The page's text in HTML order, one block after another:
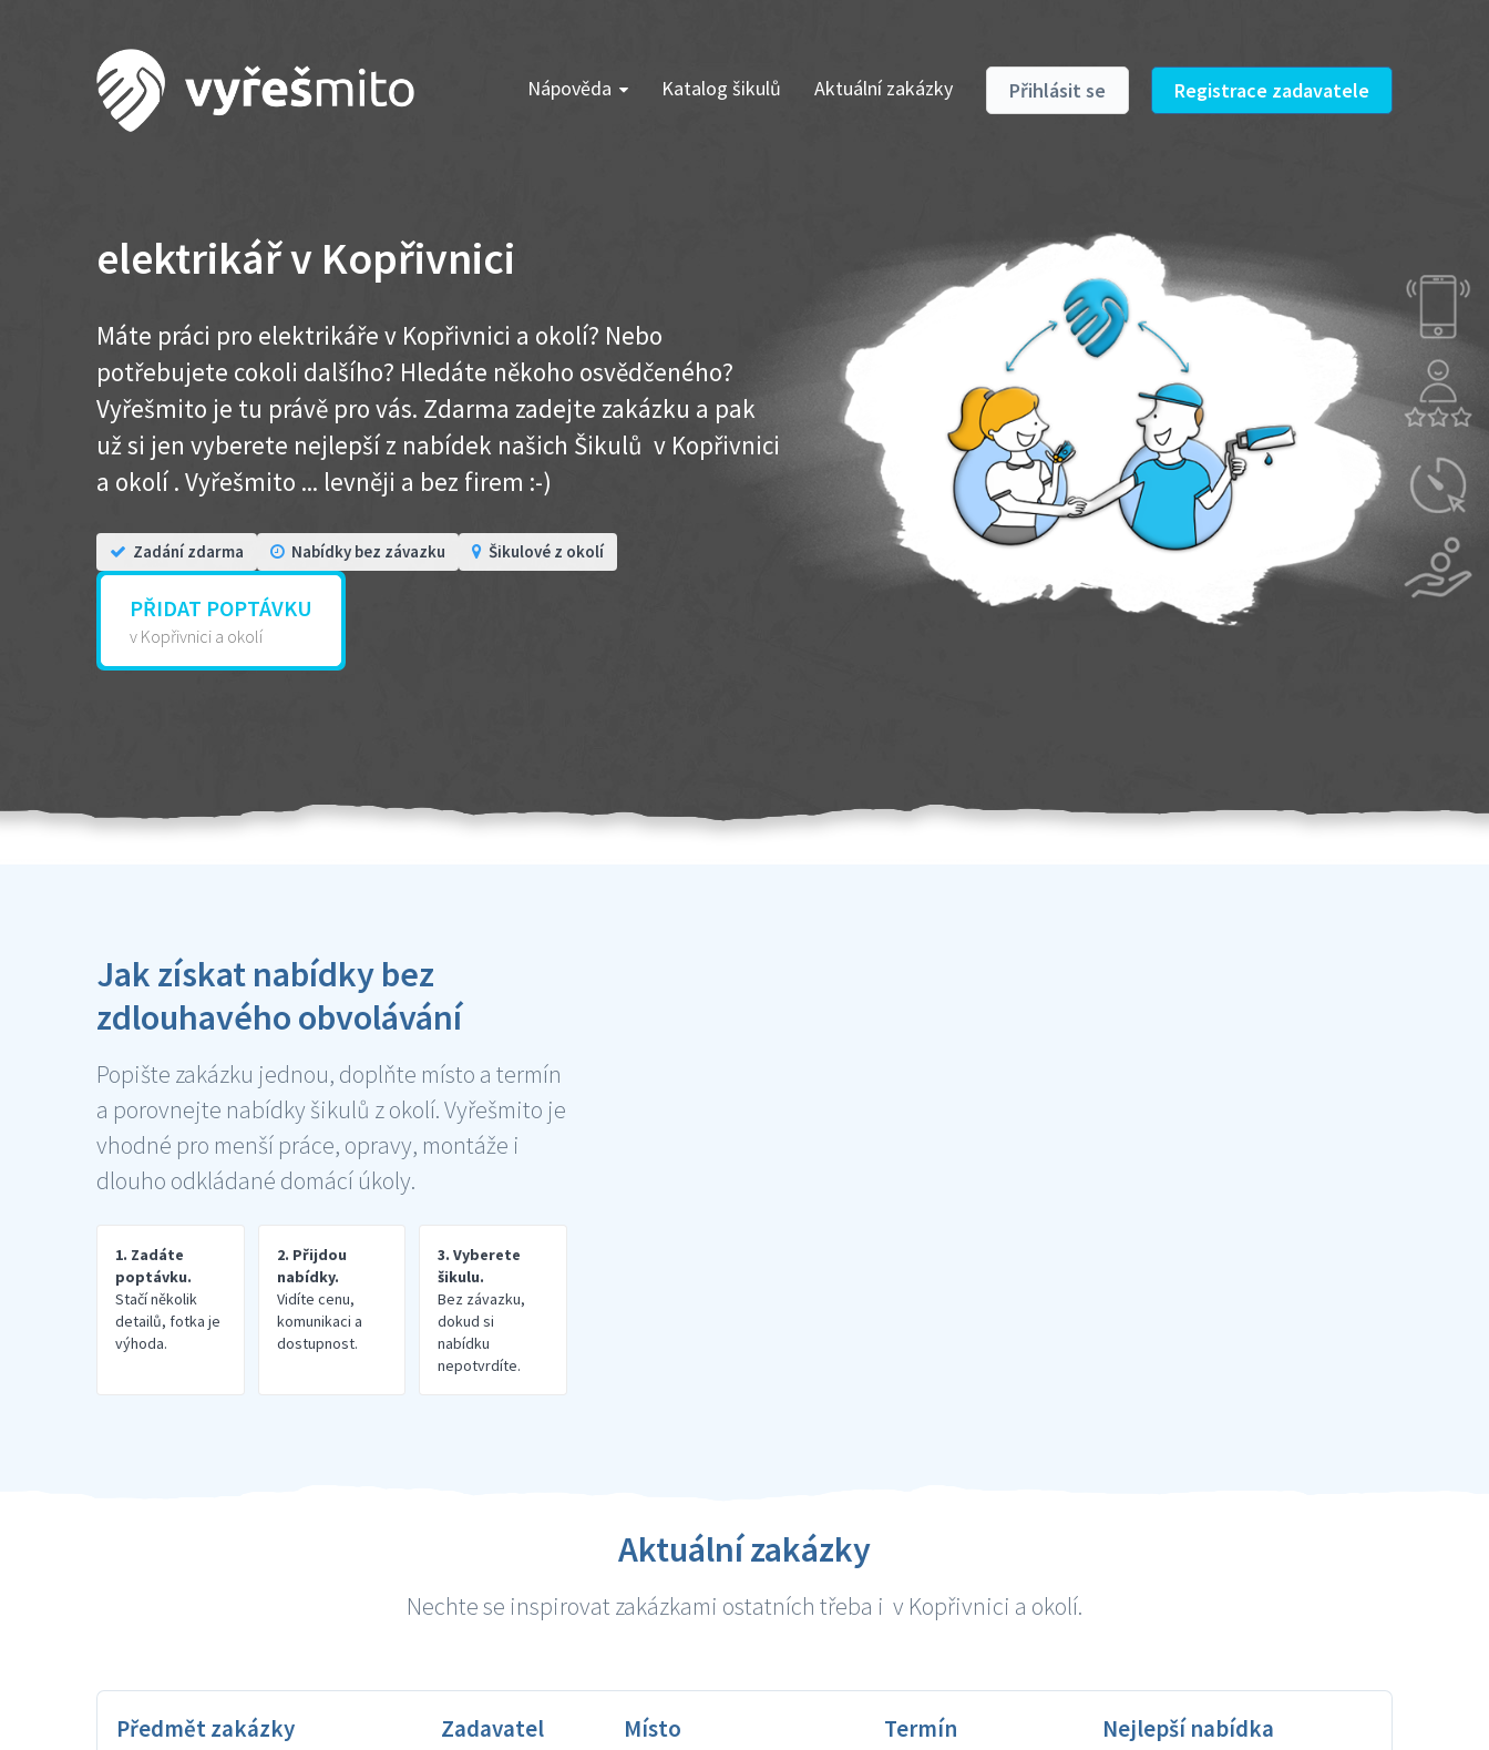
Nápověda Katalog šikulů Aktuální zakázky Přihlásit se Registrace zadavatele
elektrikář v Kopřivnici
Máte práci pro elektrikáře v Kopřivnici a okolí? Nebo
potřebujete cokoli dalšího? Hledáte někoho osvědčeného?
Vyřešmito je tu právě pro vás. Zdarma zadejte zakázku a pak
už si jen vyberete nejlepší z nabídek našich Šikulů v Kopřivnici
a okolí . Vyřešmito ... levněji a bez firem :-)
Zadání zdarma Nabídky bez závazku Šikulové z okolí
PŘIDAT POPTÁVKU
v Kopřivnici a okolí
Jak získat nabídky bez
zdlouhavého obvolávání
Popište zakázku jednou, doplňte místo a termín
a porovnejte nabídky šikulů z okolí. Vyřešmito je
vhodné pro menší práce, opravy, montáže i
dlouho odkládané domácí úkoly.
1. Zadáte
poptávku.
Stačí několik
detailů, fotka je
výhoda.
2. Přijdou
nabídky.
Vidíte cenu,
komunikaci a
dostupnost.
3. Vyberete
šikulu.
Bez závazku,
dokud si
nabídku
nepotvrdíte.
Aktuální zakázky
Nechte se inspirovat zakázkami ostatních třeba i v Kopřivnici a okolí.
Předmět zakázky Zadavatel Místo Termín Nejlepší nabídka